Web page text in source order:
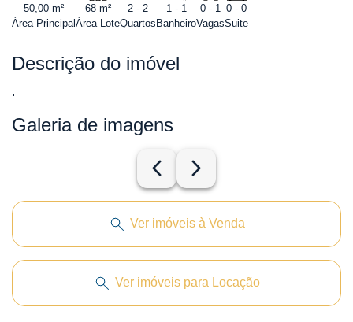
50,00 m²
Área Principal
68 m²
Área Lote
2 - 2
Quartos
1 - 1
Banheiro
0 - 1
Vagas
0 - 0
Suite
Descrição do imóvel
.
Galeria de imagens
arrow_back_ios_new arrow_forward_ios
Ver imóveis à Venda
Ver imóveis para Locação